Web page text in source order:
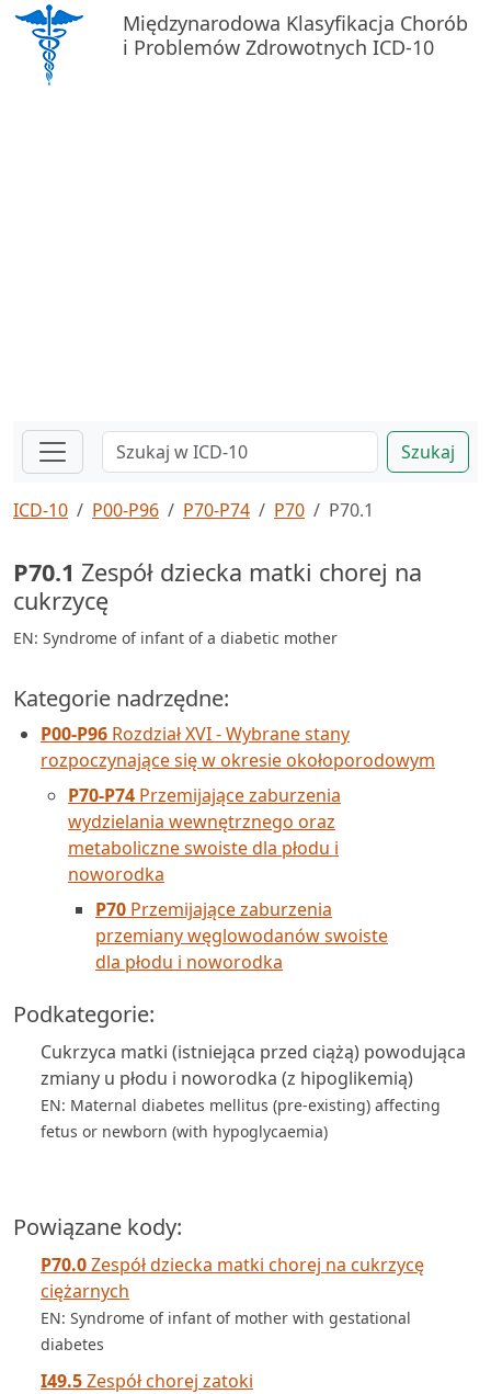
Międzynarodowa Klasyfikacja Chorób
i Problemów Zdrowotnych ICD-10
Szukaj
ICD-10 P00-P96 P70-P74 P70 P70.1
P70.1 Zespół dziecka matki chorej na
cukrzycę
EN: Syndrome of infant of a diabetic mother
Kategorie nadrzędne:
P00-P96 Rozdział XVI - Wybrane stany
rozpoczynające się w okresie okołoporodowym
P70-P74 Przemijające zaburzenia
wydzielania wewnętrznego oraz
metaboliczne swoiste dla płodu i
noworodka
P70 Przemijające zaburzenia
przemiany węglowodanów swoiste
dla płodu i noworodka
Podkategorie:
Cukrzyca matki (istniejąca przed ciążą) powodująca
zmiany u płodu i noworodka (z hipoglikemią)
EN: Maternal diabetes mellitus (pre-existing) affecting
fetus or newborn (with hypoglycaemia)
Powiązane kody:
P70.0Zespół dziecka matki chorej na cukrzycę
ciężarnych
EN: Syndrome of infant of mother with gestational
diabetes
I49.5Zespół chorej zatoki